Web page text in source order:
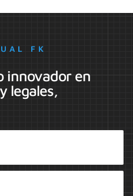
FK
innovador en
legales,